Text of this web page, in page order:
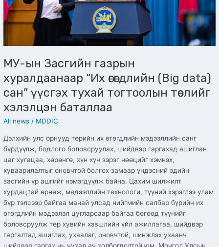
МУ-ын Засгийн газрын
хуралдаанаар “Их өгөгдлийн (Big data)
сан” үүсгэх тухай тогтоолын төслийг
хэлэлцэн баталлаа
All news / MDDIC
Дэлхийн улс орнууд төрийн их өгөгдлийн мэдээллийн санг
бүрдүүлж, бодлого боловсруулах, шийдвэр гаргахад ашиглан
цаг хугацаа, хөрөнгө, хүн хүч зэрэг нөөцийг хэмнэх,
хуваарилалтыг оновчтой болгох замаар үндэсний эдийн
засгийн үр ашгийг нэмэгдүүлж байна. Цахим шилжилт
хурдацтай өрнөж, медээллийн технологи, түүний хэрэглээ улам
бүр тэлсээр байгаа манай улсад нийгмийн салбар бүрийн их
өгөгдлийн мэдээлэл цугларсаар байгаа бөгөөд түүнийг
боловсруулж төр хувийн хэвшлийн үйл ажиллагаа, шийдвэр
гаргалтад ашиглах, ухаалаг, оновчтой, шинжлэх ухаанч
data)
сан”
үүсгэх
тогтоолын
төслийг
хэлэлцэн
баталлаа